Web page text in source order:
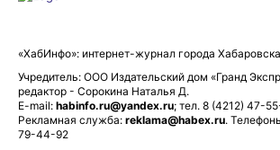
«ХабИнфо»: интернет-журнал города
Учредитель: ООО Издательский дом «Гранд
редактор - Сорокина Наталья Д.
E-mail: habinfo.ru@yandex.ru; тел. 8 (4212) 47-
Рекламная служба: reklama@habex.ru.
79-44-92